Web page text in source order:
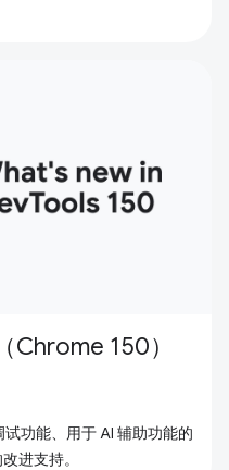
Chrome 150）
功能、用于 AI 辅助功能的
进支持。